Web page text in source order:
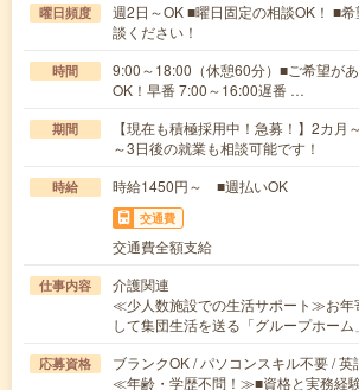
曜日頻度
週2日～OK ■曜日固定の相談OK！ ■
談ください！
時間
9:00～18:00（休憩60分）■ご希望が
OK！早番 7:00～16:00遅番 …
期間
【現在も積極採用中！急募！】2カ
～3日後の就業も相談可能です！
時給 時給1450円～ ■週払いOK
交通費
交通費全額支給
仕事内容
介護関連
≪少人数施設での生活サポート≫お年
して集団生活を送る「グループホー
応募資格
ブランクOK / パソコンスキル不要 / 英
≪年齢・学歴不問！≫■資格と実務経